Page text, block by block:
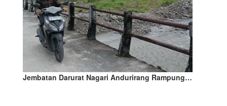
Jembatan Darurat Nagari Andurirang Rampung…